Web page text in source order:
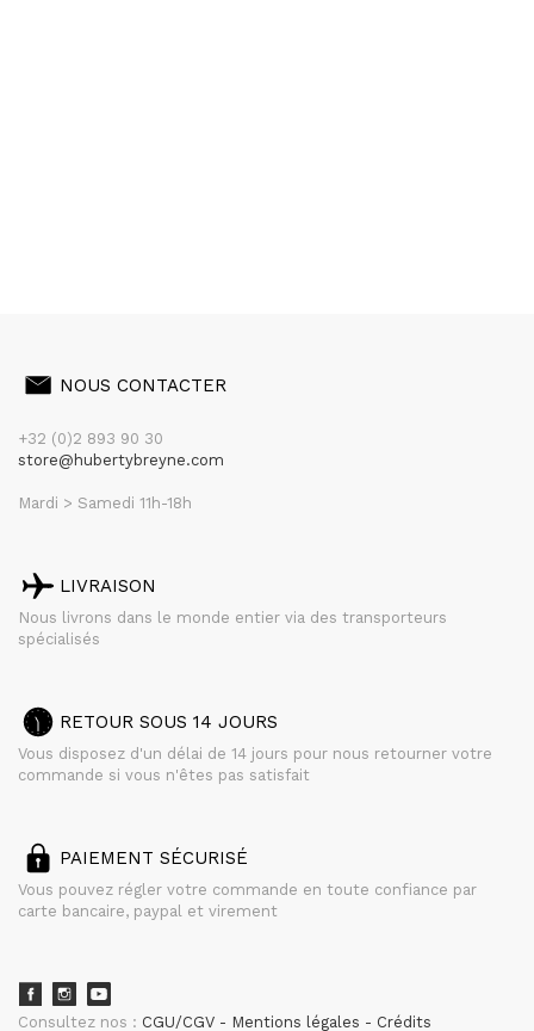
NOUS CONTACTER
+32 (0)2 893 90 30
store@hubertybreyne.com
Mardi > Samedi 11h-18h
LIVRAISON
Nous livrons dans le monde entier via des transporteurs
spécialisés
RETOUR SOUS 14 JOURS
Vous disposez d'un délai de 14 jours pour nous retourner votre
commande si vous n'êtes pas satisfait
PAIEMENT SÉCURISÉ
Vous pouvez régler votre commande en toute confiance par
carte bancaire, paypal et virement
Consultez nos : CGU/CGV Mentions légales Crédits